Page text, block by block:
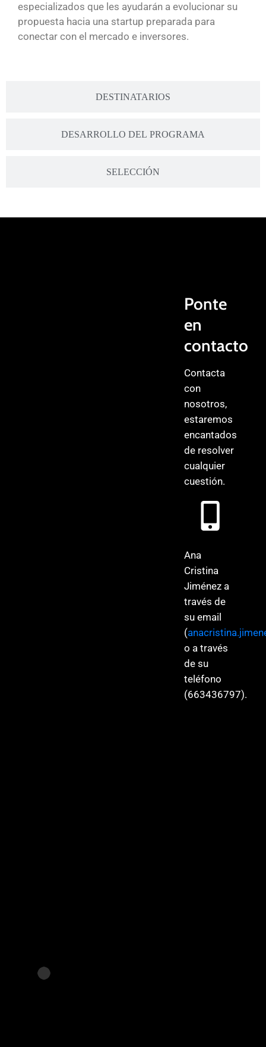
DESTINATARIOS
DESARROLLO DEL PROGRAMA
SELECCIÓN
especializados que les ayudarán a evolucionar su
propuesta hacia una startup preparada para
conectar con el mercado e inversores.
Ponte
en
contacto
Contacta
con
nosotros,
estaremos
encantados
de resolver
cualquier
cuestión.
Ana
Cristina
Jiménez a
través de
su email
(
o a través
de su
teléfono
(663436797).